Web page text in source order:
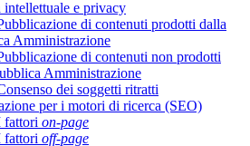
intellettuale e privacy
di contenuti prodotti dalla
Amministrazione
di contenuti non prodotti
Amministrazione
dei soggetti ritratti
per i motori di ricerca (SEO)
fattori on-page
fattori off-page